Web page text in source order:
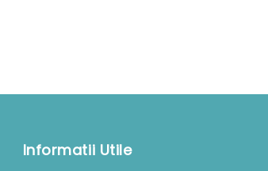
Informatii Utile